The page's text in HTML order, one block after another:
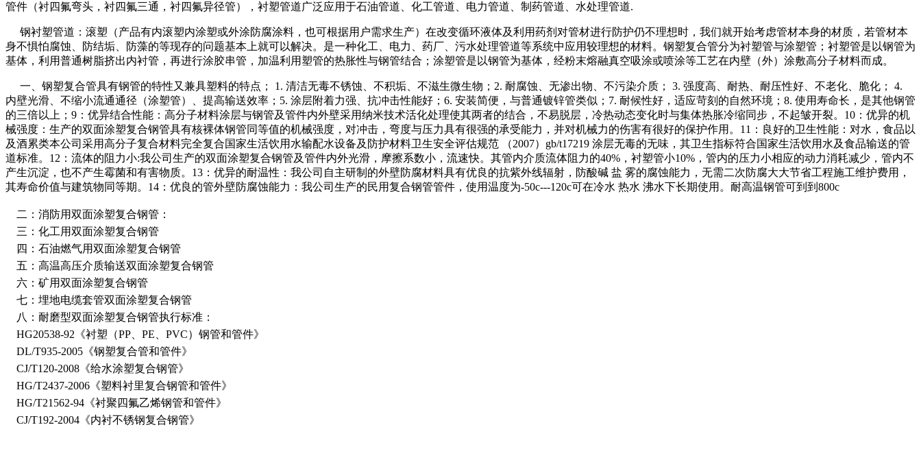
管件（衬四氟弯头，衬四氟三通，衬四氟异径管），衬塑管道广泛应用于石油管道、化工管道、电力管道、制药管道、水处理管道.
钢衬塑管道： 滚塑（产品有内滚塑内涂塑或外涂防腐涂料，也可根据用户需求生产）在改变循环液体及利用药剂对管材进行防护仍不理想时，我们就开始考虑管材本身的材质，若管材本
身不惧怕腐蚀、防结垢、防藻的等现存的问题基本上就可以解决。是一种化工、电力、药厂、污水处理管道等系统中应用较理想的材料。钢塑复合管分为衬塑管与涂塑管；衬塑管是以钢管为
基体，利用普通树脂挤出内衬管，再进行涂胶串管，加温利用塑管的热胀性与钢管结合；涂塑管是以钢管为基体，经粉末熔融真空吸涂或喷涂等工艺在内壁（外）涂敷高分子材料而成。
一、钢塑复合管具有钢管的特性又兼具塑料的特点； 1. 清洁无毒不锈蚀、不积垢、不滋生微生物； 2. 耐腐蚀、无渗出物、不污染介质； 3. 强度高、耐热、耐压性好、不老化、脆化；
4.
内壁光滑、不缩小流通通径（涂塑管）、提高输送效率； 5. 涂层附着力强、抗冲击性能好； 6. 安装简便，与普通镀锌管类似； 7. 耐候性好，适应苛刻的自然环境； 8. 使用寿命长，是其他钢管
的三倍以上； 9：优异结合性能： 高分子材料涂层与钢管及管件内外壁采用纳米技术活化处理使其两者的结合，不易脱层，冷热动态变化时与集体热胀冷缩同步，不起皱开裂。 10：优异的机
械强度 ：生产的双面涂塑复合钢管具有核裸体钢管同等值的机械强度，对冲击，弯度与压力具有很强的承受能力，并对机械力的伤害有很好的保护作用。 11：良好的卫生性能 ：对水，食品以
及酒累类本公司采用高分子复合材料完全复合国家生活饮用水输配水设备及防护材料卫生安全评估规范 （2007）gb/t17219 涂层无毒的无味，其卫生指标符合国家生活饮用水及食品输送的管
道标准。 12：流体的阻力小:我公司生产的双面涂塑复合钢管及管件内外光滑，摩擦系数小，流速快。其管内介质流体阻力的40%，衬塑管小10%，管内的压力小相应的动力消耗减少，管内不
产生沉淀，也不产生霉菌和有害物质。 13：优异的耐温性 ：我公司自主研制的外壁防腐材料具有优良的抗紫外线辐射，防酸碱 盐 雾的腐蚀能力，无需二次防腐大大节省工程施工维护费用，
其寿命价值与建筑物同等期。 14：优良的管外壁防腐蚀能力 ：我公司生产的民用复合钢管管件，使用温度为-50c---120c可在冷水 热水 沸水下长期使用。耐高温钢管可到到800c
二：消防用双面涂塑复合钢管：
三：化工用双面涂塑复合钢管
四：石油燃气用双面涂塑复合钢管
五：高温高压介质输送双面涂塑复合钢管
六：矿用双面涂塑复合钢管
七：埋地电缆套管双面涂塑复合钢管
八：耐磨型双面涂塑复合钢管执行标准：
HG20538-92《衬塑（PP、PE、PVC）钢管和管件》
DL/T935-2005《钢塑复合管和管件》
CJ/T120-2008《给水涂塑复合钢管》
HG/T2437-2006《塑料衬里复合钢管和管件》
HG/T21562-94《衬聚四氟乙烯钢管和管件》
CJ/T192-2004《内衬不锈钢复合钢管》